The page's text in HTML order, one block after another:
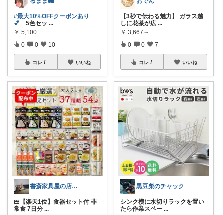
#最大10%OFFクーポンあり
💕 5色セッ ...
￥ 5,100
0 0 10
コレ いいね
書斎家具屋の店長奥田
🍱【楽天1位】食器セット付 非
常食 7日分 ...
【3秒で伝わる魅力】 ガラス越
しに花茶が広 ...
￥ 3,667～
0 0 7
コレ いいね
黒豆柴のチャック
シンク横に水切りラックを置い
たら作業スペー ...